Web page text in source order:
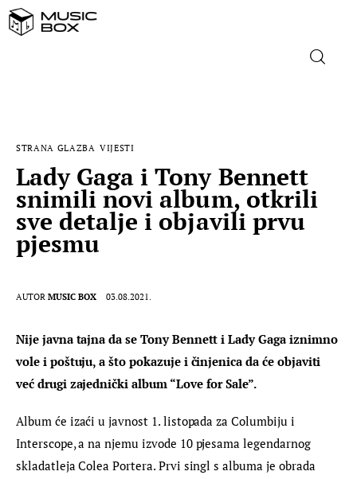
DOMAĆA GLAZBA
STRANA GLAZBA
STRANA GLAZBA VIJESTI
Lady Gaga i Tony Bennett
snimili novi album, otkrili
sve detalje i objavili prvu
pjesmu
AUTOR MUSIC BOX 03.08.2021.
Nije javna tajna da se Tony Bennett i Lady Gaga iznimno
vole i poštuju, a što pokazuje i činjenica da će objaviti
već drugi zajednički album “Love for Sale”.
Album će izaći u javnost 1. listopada za Columbiju i
Interscope, a na njemu izvode 10 pjesama legendarnog
skladatleja Colea Portera. Prvi singl s albuma je obrada